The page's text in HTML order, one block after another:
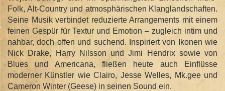
Folk, Alt-Country und atmosphärischen Klanglandschaften.
Seine Musik verbindet reduzierte Arrangements mit einem
feinen Gespür für Textur und Emotion – zugleich intim und
nahbar, doch offen und suchend. Inspiriert von Ikonen wie
Nick Drake, Harry Nilsson und Jimi Hendrix sowie von
Blues und Americana, fließen heute auch Einflüsse
moderner Künstler wie Clairo, Jesse Welles, Mk.gee und
Cameron Winter (Geese) in seinen Sound ein.